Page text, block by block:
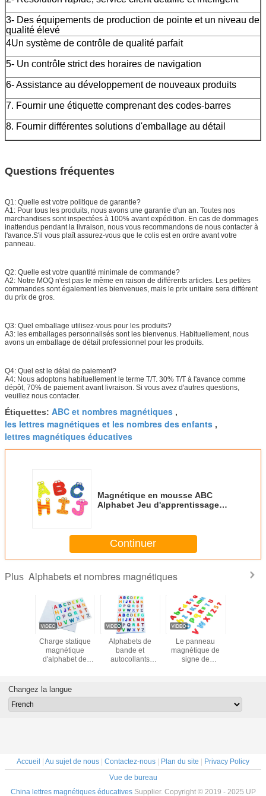
3- Des équipements de production de pointe et un niveau de
qualité élevé
4Un système de contrôle de qualité parfait
5- Un contrôle strict des horaires de navigation
6- Assistance au développement de nouveaux produits
7. Fournir une étiquette comprenant des codes-barres
8. Fournir différentes solutions d'emballage au détail
Questions fréquentes
Q1: Quelle est votre politique de garantie?
A1: Pour tous les produits, nous avons une garantie d'un an. Toutes nos
marchandises sont inspectées à 100% avant expédition. En cas de dommages
inattendus pendant la livraison, nous vous recommandons de nous contacter à
l'avance.S'il vous plaît assurez-vous que le colis est en ordre avant votre
panneau.
Q2: Quelle est votre quantité minimale de commande?
A2: Notre MOQ n'est pas le même en raison de différents articles. Les petites
commandes sont également les bienvenues, mais le prix unitaire sera différent
du prix de gros.
Q3: Quel emballage utilisez-vous pour les produits?
A3: les emballages personnalisés sont les bienvenus. Habituellement, nous
avons un emballage de détail professionnel pour les produits.
Q4: Quel est le délai de paiement?
A4: Nous adoptons habituellement le terme T/T. 30% T/T à l'avance comme
dépôt, 70% de paiement avant livraison. Si vous avez d'autres questions,
veuillez nous contacter.
Étiquettes: ABC et nombres magnétiques ,
les lettres magnétiques et les nombres des enfants ,
lettres magnétiques éducatives
Magnétique en mousse ABC
Alphabet Jeu d'apprentissage
Continuer
Plus Alphabets et nombres magnétiques
sur
pour
Charge statique
magnétique
d'alphabet de
écologique de
bande AUCUNE
Alphabets de
bande et
autocollants
des lettres des
et des nombres
Le panneau
magnétique de
signe de
lettres des
instruire des
Changez la langue
Accueil | Au sujet de nous | Contactez-nous | Plan du site | Privacy Policy
Vue de bureau
China lettres magnétiques éducativesSupplier. Copyright © 2019 - 2025 UP